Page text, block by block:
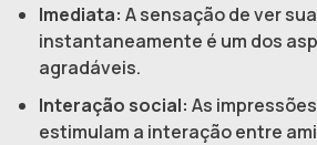
Imediata: A sensação de ver
instantaneamente é um dos
agradáveis.
Interação social: As
estimulam a interação entre